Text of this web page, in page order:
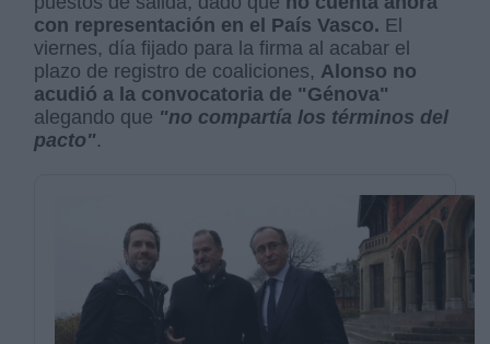
con representación en el País Vasco. El
viernes, día fijado para la firma al acabar el
plazo de registro de coaliciones, Alonso no
acudió a la convocatoria de "Génova"
alegando que "no compartía los términos del
pacto".